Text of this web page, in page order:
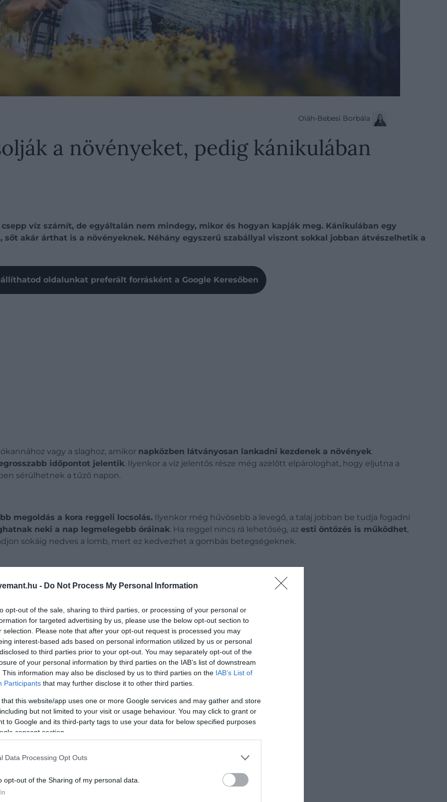
- Do Not Process My Personal Information
opt-out of the sale, sharing to third parties, or processing of your personal or
for targeted advertising by us, please use the below opt-out section to
selection. Please note that after your opt-out request is processed you may
interest-based ads based on personal information utilized by us or personal
to third parties prior to your opt-out. You may separately opt-out of the
of your personal information by third parties on the IAB’s list of downstream
This information may also be disclosed by us to third parties on the IAB’s List of
Participants that may further disclose it to other third parties.
that this website/app uses one or more Google services and may gather and store
but not limited to your visit or usage behaviour. You may click to grant or
to Google and its third-party tags to use your data for below specified purposes
consent section.
Data Processing Opt Outs
opt-out of the Sharing of my personal data.
Oláh-Bebesi Borbála
a növényeket, pedig kánikulában
víz számít, de egyáltalán nem mindegy, mikor és hogyan kapják meg. Kánikulában egy
akár árthat is a növényeknek. Néhány egyszerű szabállyal viszont sokkal jobban átvészelhetik a
oldalunkat preferált forrásként a Google Keresőben
vagy a slaghoz, amikor napközben látványosan lankadni kezdenek a növények.
időpontot jelentik. Ilyenkor a víz jelentős része még azelőtt elpárologhat, hogy eljutna a
sérülhetnek a tűző napon.
megoldás a kora reggeli locsolás. Ilyenkor még hűvösebb a levegő, a talaj jobban be tudja fogadni
neki a nap legmelegebb óráinak. Ha reggel nincs rá lehetőség, az esti öntözés is működhet,
sokáig nedves a lomb, mert ez kedvezhet a gombás betegségeknek.